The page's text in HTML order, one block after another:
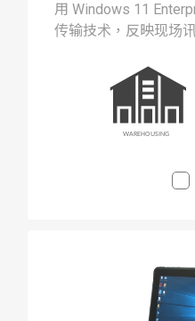
用 Windows 11
传输技术，反映现场